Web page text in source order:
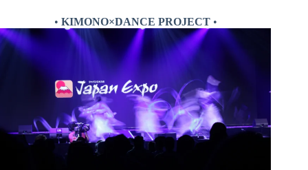
• KIMONO×DANCE PROJECT•